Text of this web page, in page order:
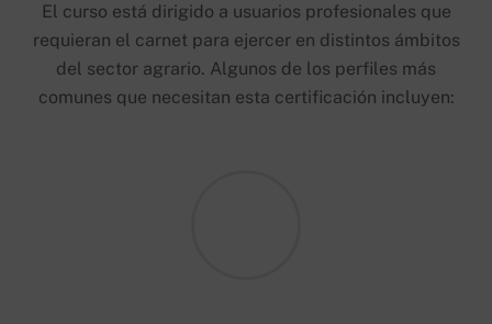
El curso está dirigido a usuarios profesionales que
requieran el carnet para ejercer en distintos ámbitos
del sector agrario. Algunos de los perfiles más
comunes que necesitan esta certificación incluyen: